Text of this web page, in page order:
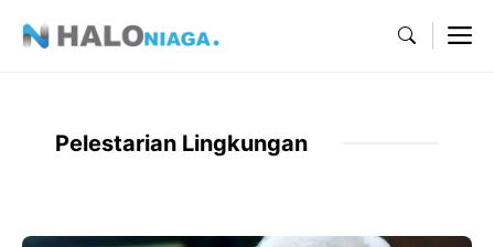
Pelestarian Lingkungan